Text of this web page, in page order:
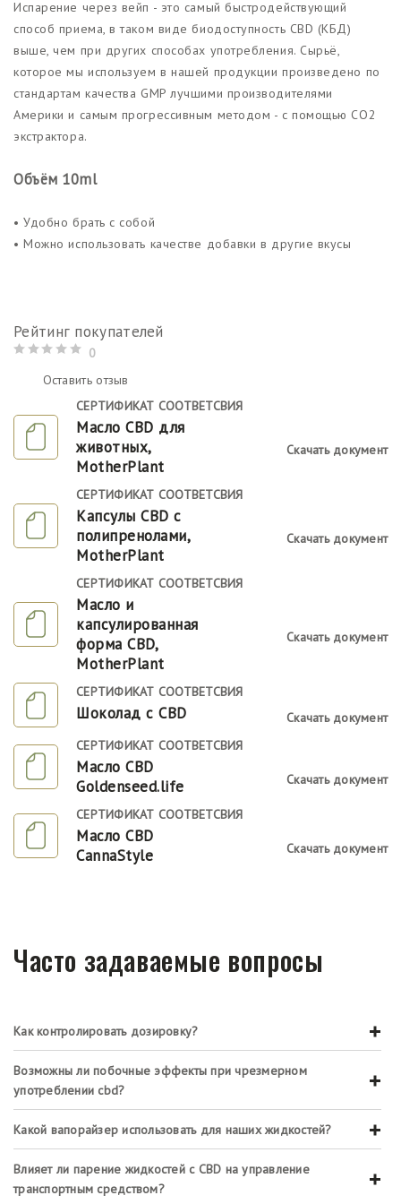
Испарение через вейп - это самый быстродействующий
способ приема, в таком виде биодоступность CBD (КБД)
выше, чем при других способах употребления. Сырьё,
которое мы используем в нашей продукции произведено по
стандартам качества GMP лучшими производителями
Америки и самым прогрессивным методом - с помощью CO2
экстрактора.
Объём 10ml
• Удобно брать с собой
• Можно использовать качестве добавки в другие вкусы
Рейтинг покупателей
0
Оставить отзыв
СЕРТИФИКАТ СООТВЕТСВИЯ
Масло CBD для
животных,
MotherPlant
Скачать документ
СЕРТИФИКАТ СООТВЕТСВИЯ
Капсулы CBD с
полипренолами,
MotherPlant
Скачать документ
СЕРТИФИКАТ СООТВЕТСВИЯ
Масло и
капсулированная
форма CBD,
MotherPlant
Скачать документ
СЕРТИФИКАТ СООТВЕТСВИЯ
Шоколад с CBD
Скачать документ
СЕРТИФИКАТ СООТВЕТСВИЯ
Масло CBD
Goldenseed.life
Скачать документ
СЕРТИФИКАТ СООТВЕТСВИЯ
Масло CBD
CannaStyle
Скачать документ
Часто задаваемые вопросы
Как контролировать дозировку?
Возможны ли побочные эффекты при чрезмерном
употреблении cbd?
Какой вапорайзер использовать для наших жидкостей?
Влияет ли парение жидкостей с CBD на управление
транспортным средством?